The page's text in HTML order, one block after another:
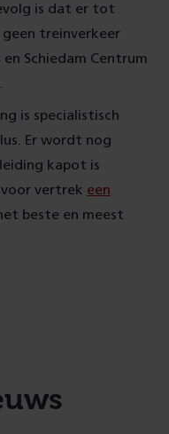
is dat er tot
treinverkeer
Schiedam Centrum
is specialistisch
Er wordt nog
kapot is
voor vertrek een
beste en meest